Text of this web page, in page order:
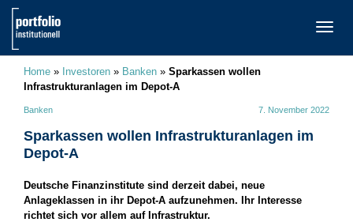
Home » Investoren » Banken » Sparkassen wollen
Infrastrukturanlagen im Depot-A
Banken 7. November 2022
Sparkassen wollen Infrastrukturanlagen im
Depot-A
Deutsche Finanzinstitute sind derzeit dabei, neue
Anlageklassen in ihr Depot-A aufzunehmen. Ihr Interesse
richtet sich vor allem auf Infrastruktur.